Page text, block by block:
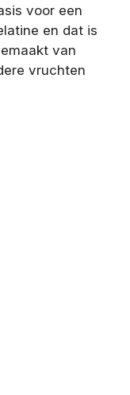
voor een
en dat is
van
vruchten